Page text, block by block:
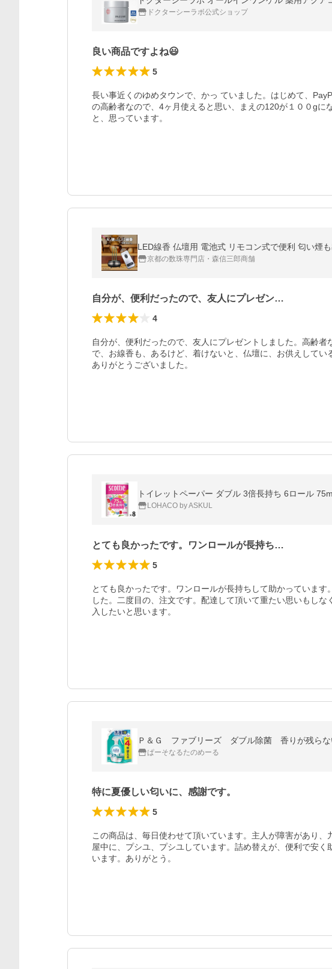
ドクターシーラボ公式ショップ
良い商品ですよね😃
5
長い事近くのゆめタウンで、かっ ていました。はじめて、
の高齢者なので、4ヶ月使えると思い、まえの120が１００gに
と、思っています。
LED線香 仏壇用 電池式 リモコン式で便利 匂い煙
京都の数珠専門店・森信三郎商舗
自分が、便利だったので、友人にプレゼン…
4
自分が、便利だったので、友人にプレゼントしました。高齢
で、お線香も、あるけど、着けないと、仏壇に、お供えしてい
ありがとうございました。
トイレットペーパー ダブル 3倍長持ち 6ロール
LOHACO by ASKUL
とても良かったです。ワンロールが長持ち…
5
とても良かったです。ワンロールが長持ちして助かっていま
した。二度目の、注文です。配達して頂いて重たい思いもし
入したいと思います。
Ｐ＆Ｇ ファブリーズ ダブル除菌 香りが残ら
ぱーそなるたのめーる
特に夏優しい匂いに、感謝です。
5
この商品は、毎日使わせて頂いています。主人が障害があり
屋中に、プシユ、プシユしています。詰め替えが、便利で安
います。ありがとう。